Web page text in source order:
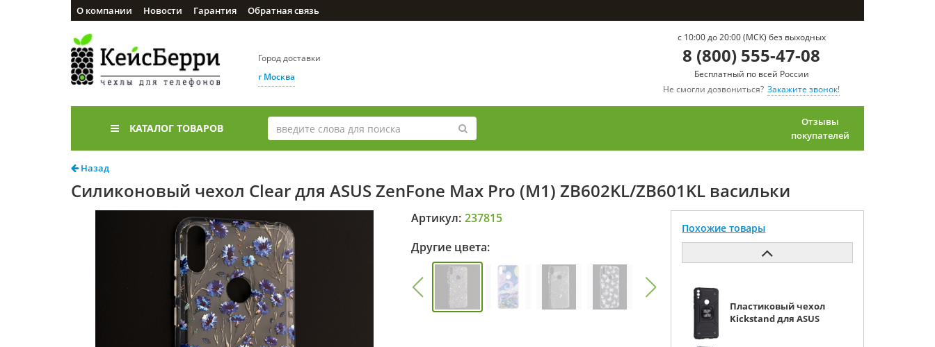
О компании Новости Гарантия Обратная связь
Город доставки
г Москва
c 10:00 до 20:00 (МСК) без выходных
8 (800) 555-47-08
Бесплатный по всей России
Не смогли дозвониться? Закажите звонок!
КАТАЛОГ ТОВАРОВ
Отзывы
покупателей
Назад
Силиконовый чехол Clear для ASUS ZenFone Max Pro (M1) ZB602KL/ZB601KL васильки
Артикул: 237815
Другие цвета:
Похожие товары
Пластиковый чехол
Kickstand для ASUS